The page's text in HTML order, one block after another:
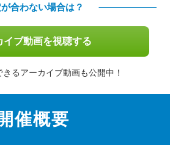
合わない場合は？
イブ動画を視聴する
るアーカイブ動画も公開中！
催概要